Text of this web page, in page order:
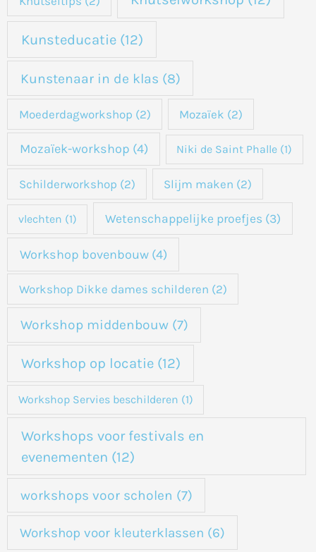
Kunsteducatie(12)
Kunstenaar in de klas (8)
Moederdagworkshop (2) Mozaïek (2)
Mozaïek-workshop (4) Niki de Saint Phalle (1)
Schilderworkshop (2) Slijm maken (2)
vlechten (1) Wetenschappelijke proefjes (3)
Workshop bovenbouw(4)
Workshop Dikke dames schilderen (2)
Workshop middenbouw(7)
Workshop op locatie(12)
Workshop Servies beschilderen (1)
Workshops voor festivals en
evenementen (12)
workshops voor scholen (7)
Workshop voor kleuterklassen (6)